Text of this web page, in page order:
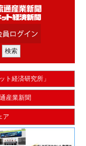
ト経済研究所」
産業新聞
ア